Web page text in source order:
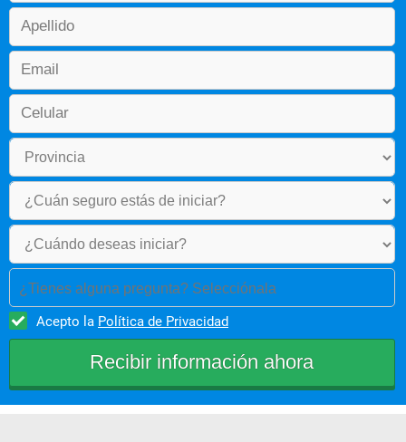
¿Tienes alguna pregunta? Selecciónala
Acepto la Política de Privacidad